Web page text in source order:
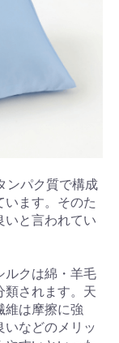
ンパク質で構成
います。そのた
いと言われてい
ルクは綿・羊毛
類されます。天
維は摩擦に強
いなどのメリッ